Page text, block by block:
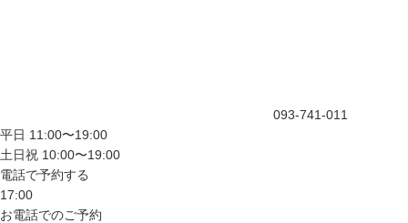
093-741-011
平日 11:00〜19:00
土日祝 10:00〜19:00
電話で予約する
17:00
お電話でのご予約